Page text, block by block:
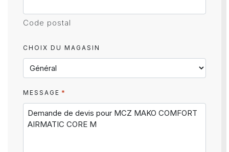
Code postal
CHOIX DU MAGASIN
MESSAGE *